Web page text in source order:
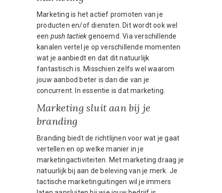
Marketing is het actief promoten van je
producten en/of diensten. Dit wordt ook wel
een push tactiekgenoemd. Via verschillende
kanalen vertel je op verschillende momenten
wat je aanbiedt en dat dit natuurlijk
fantastisch is. Misschien zelfs wel waarom
jouw aanbod beter is dan die van je
concurrent. In essentie is dat marketing.
Marketing sluit aan bij je
branding
Branding biedt de richtlijnen voor wat je gaat
vertellen en op welke manier in je
marketingactiviteiten. Met marketing draag je
natuurlijk bij aan de beleving van je merk. Je
tactische marketinguitingen wil je immers